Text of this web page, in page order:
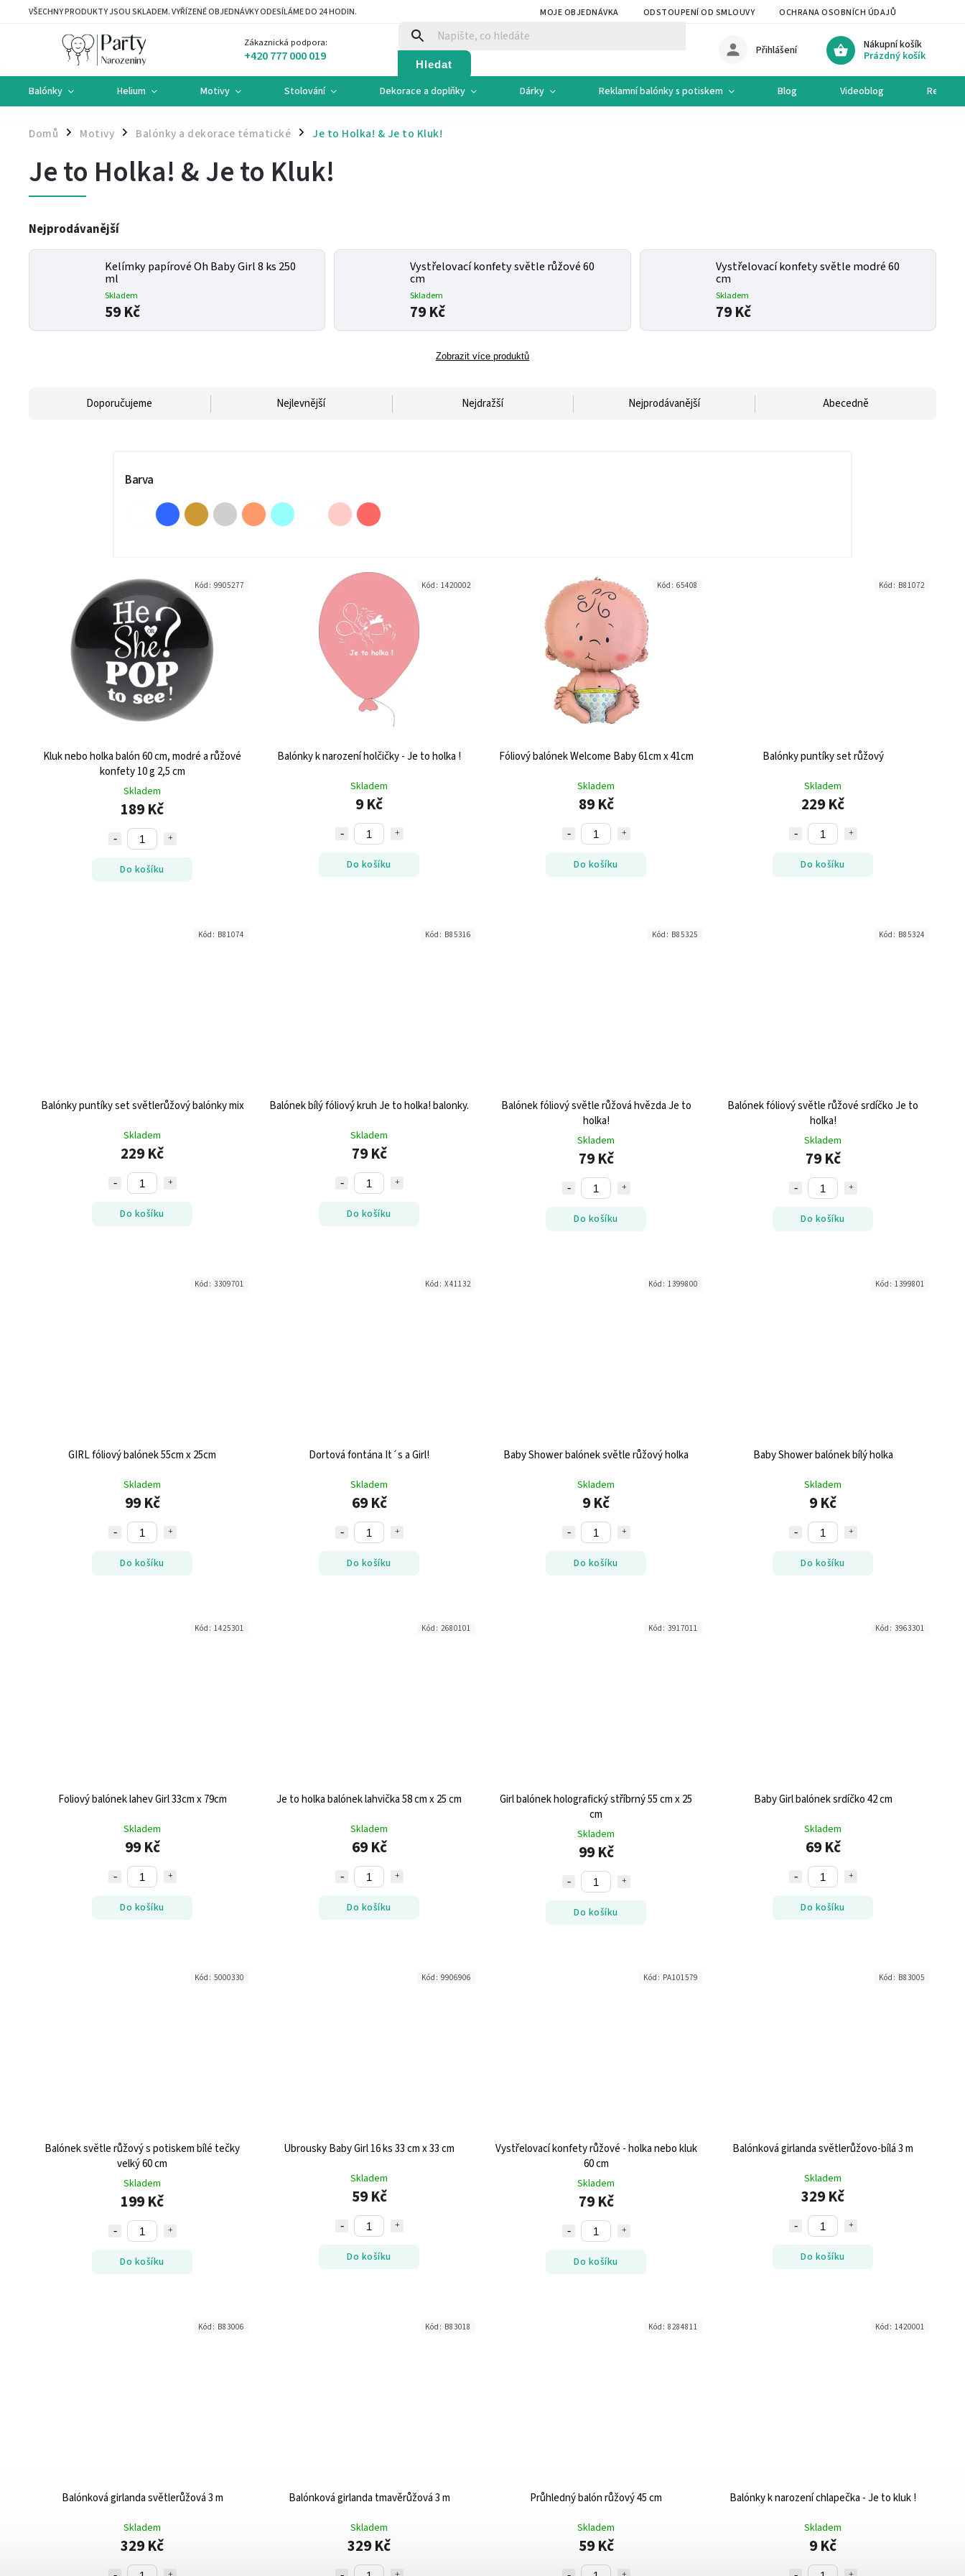
VŠECHNY PRODUKTY JSOU SKLADEM. VYŘÍZENÉ OBJEDNÁVKY ODESÍLÁME DO 24 HODIN. MOJE OBJEDNÁVKA ODSTOUPENÍ OD SMLOUVY OCHRANA OSOBNÍCH ÚDAJŮ
Zákaznická podpora:
+420 777 000 019 Hledat
Nákupní košík
Prázdný košík
Přihlášení
Balónky Helium Motivy Stolování Dekorace a doplňky Dárky Reklamní balónky s potiskem Blog Videoblog Recepty
Domů / Motivy / Balónky a dekorace tématické / Je to Holka! & Je to Kluk!
Je to Holka! & Je to Kluk!
Nejprodávanější
Kelímky papírové Oh Baby Girl 8 ks 250
ml
Skladem
59 Kč
Vystřelovací konfety světle růžové 60
cm
Skladem
79 Kč
Vystřelovací konfety světle modré 60
cm
Skladem
79 Kč
Zobrazit více produktů
Doporučujeme Nejlevnější Nejdražší Nejprodávanější Abecedně
Barva
Kluk nebo holka balón 60 cm, modré a růžové
konfety 10 g 2,5 cm
Skladem
189 Kč
Do košíku
Kód: 9905277
Balónky k narození holčičky - Je to holka !
Skladem
9 Kč
Do košíku
Kód: 1420002
Fóliový balónek Welcome Baby 61cm x 41cm
Skladem
89 Kč
Do košíku
Kód: 65408
Balónky puntíky set růžový
Skladem
229 Kč
Do košíku
Kód: B81072
Balónky puntíky set světlerůžový balónky mix
Skladem
229 Kč
Do košíku
Kód: B81074
Balónek bílý fóliový kruh Je to holka! balonky.
Skladem
79 Kč
Do košíku
Kód: B85316
Balónek fóliový světle růžová hvězda Je to
holka!
Skladem
79 Kč
Do košíku
Kód: B85325
Balónek fóliový světle růžové srdíčko Je to
holka!
Skladem
79 Kč
Do košíku
Kód: B85324
GIRL fóliový balónek 55cm x 25cm
Skladem
99 Kč
Do košíku
Kód: 3309701
Dortová fontána It´s a Girl!
Skladem
69 Kč
Do košíku
Kód: X41132
Baby Shower balónek světle růžový holka
Skladem
9 Kč
Do košíku
Kód: 1399800
Baby Shower balónek bílý holka
Skladem
9 Kč
Do košíku
Kód: 1399801
Foliový balónek lahev Girl 33cm x 79cm
Skladem
99 Kč
Do košíku
Kód: 1425301
Je to holka balónek lahvička 58 cm x 25 cm
Skladem
69 Kč
Do košíku
Kód: 2680101
Girl balónek holografický stříbrný 55 cm x 25
cm
Skladem
99 Kč
Do košíku
Kód: 3917011
Baby Girl balónek srdíčko 42 cm
Skladem
69 Kč
Do košíku
Kód: 3963301
Balónek světle růžový s potiskem bílé tečky
velký 60 cm
Skladem
199 Kč
Do košíku
Kód: 5000330
Ubrousky Baby Girl 16 ks 33 cm x 33 cm
Skladem
59 Kč
Do košíku
Kód: 9906906
Vystřelovací konfety růžové - holka nebo kluk
60 cm
Skladem
79 Kč
Do košíku
Kód: PA101579
Balónková girlanda světlerůžovo-bílá 3 m
Skladem
329 Kč
Do košíku
Kód: B83005
Balónková girlanda světlerůžová 3 m
Skladem
329 Kč
Kód: B83006
Balónková girlanda tmavěrůžová 3 m
Skladem
329 Kč
Kód: B83018
Průhledný balón růžový 45 cm
Skladem
59 Kč
Kód: 8284811
Balónky k narození chlapečka - Je to kluk !
Skladem
9 Kč
Kód: 1420001